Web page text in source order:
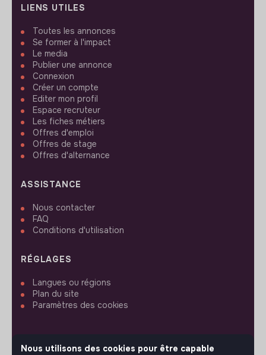
LIENS UTILES
Toutes les annonces
Se former à l'impact
Le media
Publier une annonce
Connexion
Créer un compte
Editer mon profil
Espace recruteur
Les fiches métiers
Offres d'emploi
Offres de stage
Offres d'alternance
ASSISTANCE
Nous contacter
FAQ
Conditions d'utilisation
RÉGLAGES
Langues ou régions
Plan du site
Paramètres des cookies
Nous utilisons des cookies pour être capable